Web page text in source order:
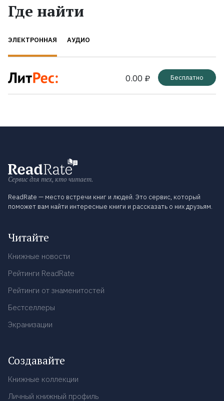
Где найти
ЭЛЕКТРОННАЯ АУДИО
0.00 ₽ Бесплатно
Сервис для тех, кто читает.
ReadRate — место встречи книг и людей. Это сервис, который
поможет вам найти интересные книги и рассказать о них друзьям.
Читайте
Книжные новости
Рейтинги ReadRate
Рейтинги от знаменитостей
Бестселлеры
Экранизации
Создавайте
Книжные коллекции
Личный книжный профиль